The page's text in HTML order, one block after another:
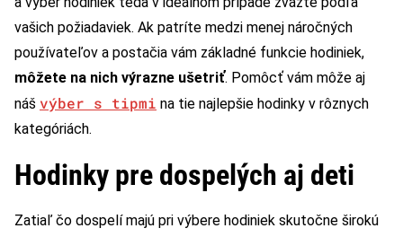
vašich požiadaviek. Ak patríte medzi menej náročných
používateľov a postačia vám základné funkcie hodiniek,
môžete na nich výrazne ušetriť. Pomôcť vám môže aj
náš výber s tipmi na tie najlepšie hodinky v rôznych
kategóriách.
Hodinky pre dospelých aj deti
Zatiaľ čo dospelí majú pri výbere hodiniek skutočne širokú